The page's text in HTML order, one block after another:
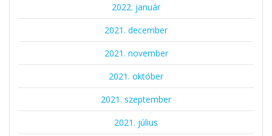
2022. január
2021. december
2021. november
2021. október
2021. szeptember
2021. július